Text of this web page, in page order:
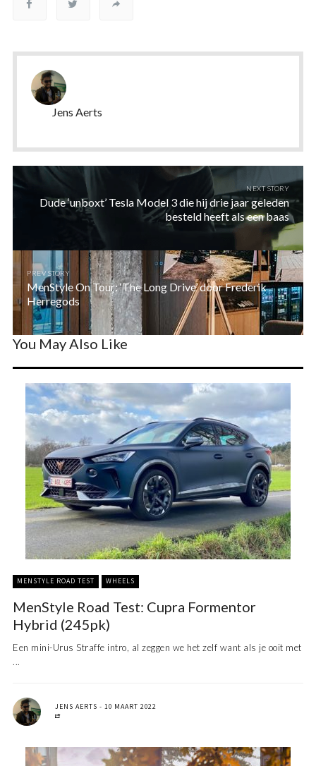
Jens Aerts
NEXT STORY
Dude ‘unboxt’ Tesla Model 3 die hij drie jaar geleden
besteld heeft als een baas
PREV STORY
MenStyle On Tour: ‘The Long Drive’ door Frederik
Herregods
You May Also Like
MENSTYLE ROAD TEST WHEELS
MenStyle Road Test: Cupra Formentor
Hybrid (245pk)
Een mini-Urus Straffe intro, al zeggen we het zelf want als je ooit met
...
JENS AERTS 10 MAART 2022